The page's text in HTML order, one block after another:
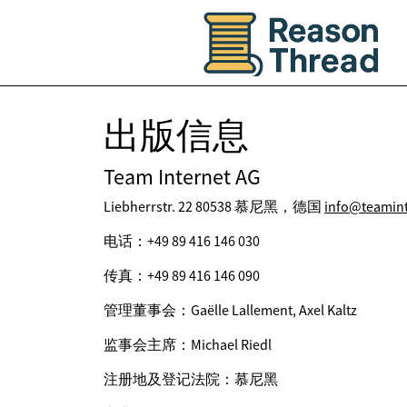
出版信息
Team Internet AG
Liebherrstr. 22 80538 慕尼黑，德国
电话：+49 89 416 146 030
传真：+49 89 416 146 090
管理董事会：Gaëlle Lallement, Axel Kaltz
监事会主席：Michael Riedl
注册地及登记法院：慕尼黑